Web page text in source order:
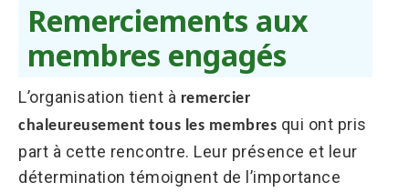
Remerciements aux
membres engagés
L’organisation tient à remercier
chaleureusement tous les membres qui ont pris
part à cette rencontre. Leur présence et leur
détermination témoignent de l’importance